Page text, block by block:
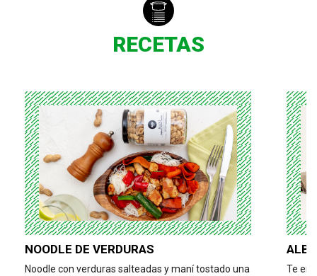
RECETAS
NOODLE DE VERDURAS
Noodle con verduras salteadas y maní tostado una
Te